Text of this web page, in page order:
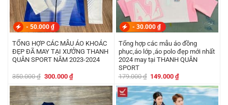
- 50.000 ₫
TỔNG HỢP CÁC MẪU ÁO KHOÁC
ĐẸP ĐÃ MAY TẠI XƯỞNG THANH
QUÂN SPORT NĂM 2023-2024
350.000₫ Giá
là:
350.000 ₫.
300.000 ₫Giá
hiện
tại
là:
300.000 ₫.
- 30.000 ₫
Tổng hợp các mẫu áo đồng
phục,áo lớp ,áo polo đẹp mới nhất
2024 may tại THANH QUÂN
SPORT
179.000₫ Giá
là:
179.000 ₫.
149.000₫Giá
tại
là:
149.000 ₫.